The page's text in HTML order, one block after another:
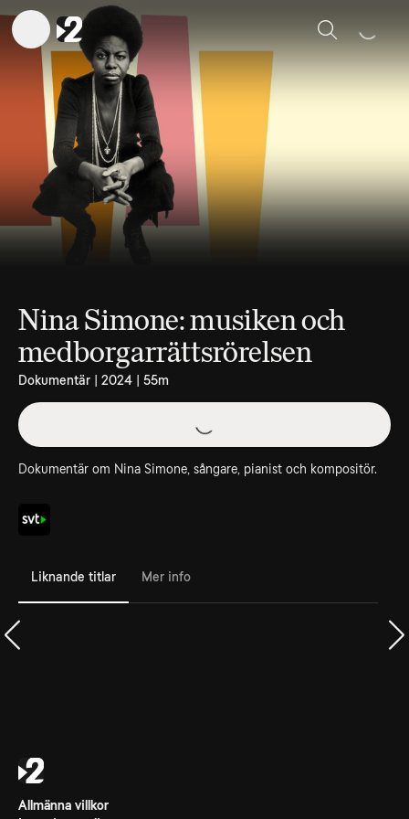
Sök
Nina Simone: musiken och
medborgarrättsrörelsen
Dokumentär | 2024 | 55m
Dokumentär om Nina Simone, sångare, pianist och kompositör.
Liknande titlar Mer info
Allmänna villkor